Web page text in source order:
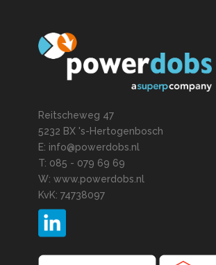
Reitscheweg 47
5232 BX 's-Hertogenbosch
E: info@powerdobs.nl
T: 085 - 079 69 69
W: www.powerdobs.nl
KvK: 74738097